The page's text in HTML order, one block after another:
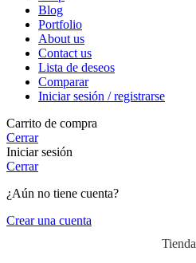
Blog
Portfolio
About us
Contact us
Lista de deseos
Comparar
Iniciar sesión / registrarse
Carrito de compra
Cerrar
Iniciar sesión
Cerrar
¿Aún no tiene cuenta?
Crear una cuenta
Tienda